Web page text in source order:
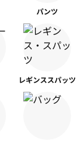
パンツ
レギンススパッツ